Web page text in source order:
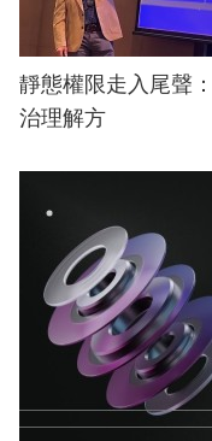
靜態權限走入尾聲
治理解方